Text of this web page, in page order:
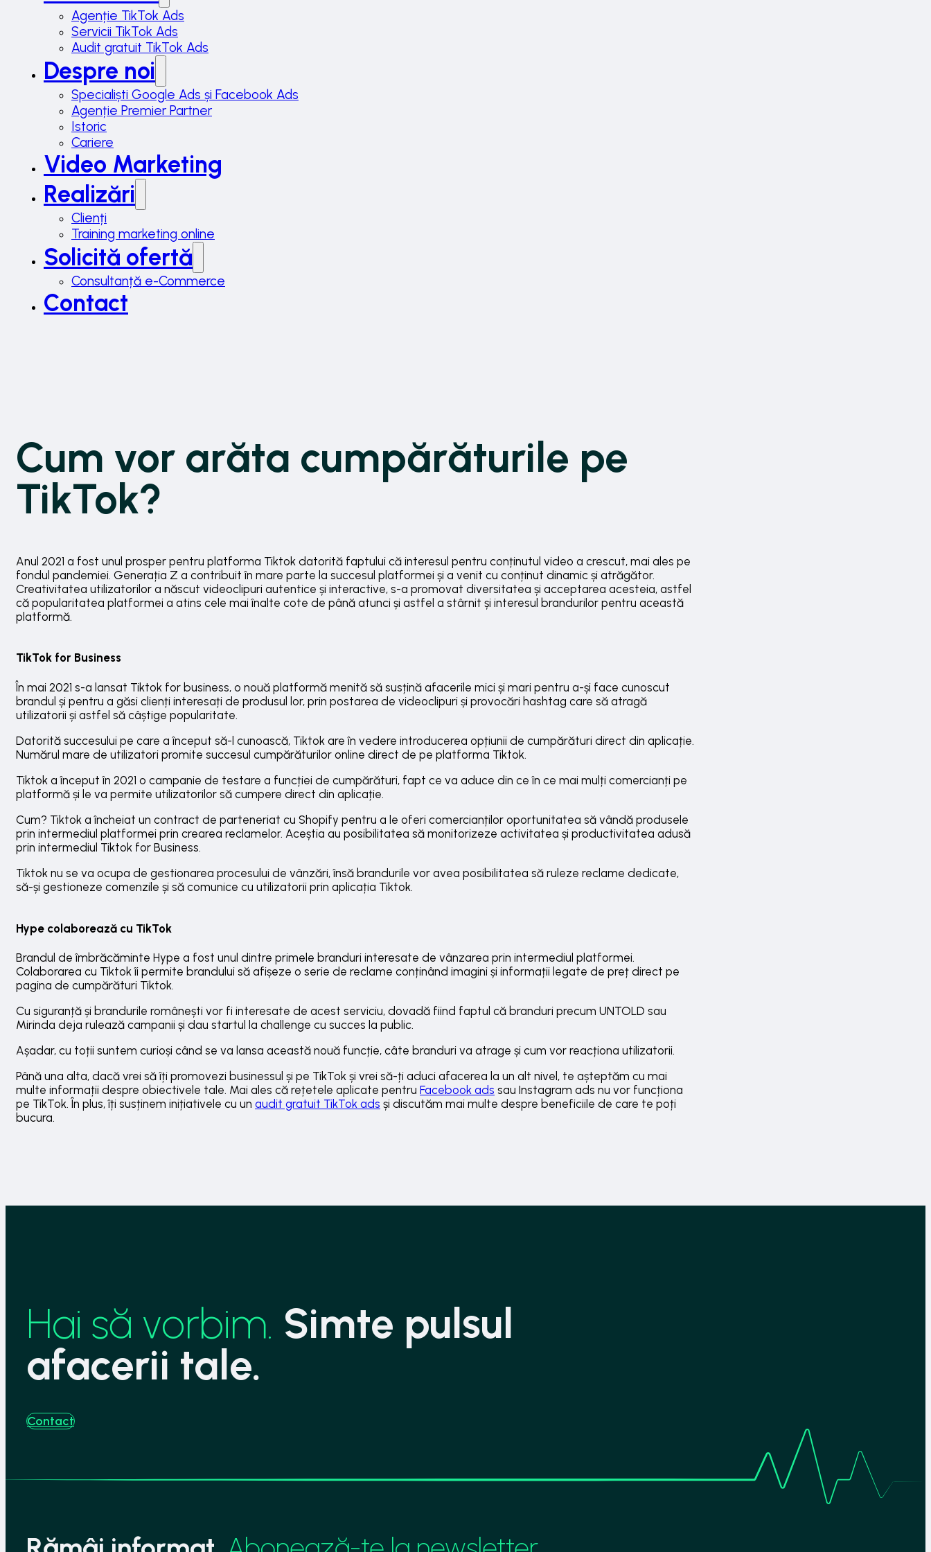
Agenție TikTok Ads
Servicii TikTok Ads
Audit gratuit TikTok Ads
Despre noi
Specialiști Google Ads și Facebook Ads
Agenție Premier Partner
Istoric
Cariere
Video Marketing
Realizări
Clienți
Training marketing online
Solicită ofertă
Consultanță e-Commerce
Contact
Cum vor arăta cumpărăturile pe
TikTok?
Anul 2021 a fost unul prosper pentru platforma Tiktok datorită faptului că interesul pentru conținutul video a crescut, mai ales pe
fondul pandemiei. Generația Z a contribuit în mare parte la succesul platformei și a venit cu conținut dinamic și atrăgător.
Creativitatea utilizatorilor a născut videoclipuri autentice și interactive, s-a promovat diversitatea și acceptarea acesteia, astfel
că popularitatea platformei a atins cele mai înalte cote de până atunci și astfel a stârnit și interesul brandurilor pentru această
platformă.
TikTok for Business
În mai 2021 s-a lansat Tiktok for business, o nouă platformă menită să susțină afacerile mici și mari pentru a-și face cunoscut
brandul și pentru a găsi clienți interesați de produsul lor, prin postarea de videoclipuri și provocări hashtag care să atragă
utilizatorii și astfel să câștige popularitate.
Datorită succesului pe care a început să-l cunoască, Tiktok are în vedere introducerea opțiunii de cumpărături direct din aplicație.
Numărul mare de utilizatori promite succesul cumpărăturilor online direct de pe platforma Tiktok.
Tiktok a început în 2021 o campanie de testare a funcției de cumpărături, fapt ce va aduce din ce în ce mai mulți comercianți pe
platformă și le va permite utilizatorilor să cumpere direct din aplicație.
Cum? Tiktok a încheiat un contract de parteneriat cu Shopify pentru a le oferi comercianților oportunitatea să vândă produsele
prin intermediul platformei prin crearea reclamelor. Aceștia au posibilitatea să monitorizeze activitatea și productivitatea adusă
prin intermediul Tiktok for Business.
Tiktok nu se va ocupa de gestionarea procesului de vânzări, însă brandurile vor avea posibilitatea să ruleze reclame dedicate,
să-și gestioneze comenzile și să comunice cu utilizatorii prin aplicația Tiktok.
Hype colaborează cu TikTok
Brandul de îmbrăcăminte Hype a fost unul dintre primele branduri interesate de vânzarea prin intermediul platformei.
Colaborarea cu Tiktok îi permite brandului să afișeze o serie de reclame conținând imagini și informații legate de preț direct pe
pagina de cumpărături Tiktok.
Cu siguranță și brandurile românești vor fi interesate de acest serviciu, dovadă fiind faptul că branduri precum UNTOLD sau
Mirinda deja rulează campanii și dau startul la challenge cu succes la public.
Așadar, cu toții suntem curioși când se va lansa această nouă funcție, câte branduri va atrage și cum vor reacționa utilizatorii.
Până una alta, dacă vrei să îți promovezi businessul și pe TikTok și vrei să-ți aduci afacerea la un alt nivel, te așteptăm cu mai
multe informații despre obiectivele tale. Mai ales că rețetele aplicate pentru Facebook ads sau Instagram ads nu vor funcționa
pe TikTok. În plus, îți susținem inițiativele cu un audit gratuit TikTok ads și discutăm mai multe despre beneficiile de care te poți
bucura.
Hai să vorbim. Simte pulsul
afacerii tale.
Contact